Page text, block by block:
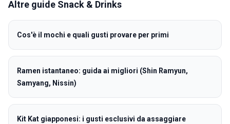
Altre guide Snack & Drinks
Cos'è il mochi e quali gusti provare per primi
Ramen istantaneo: guida ai migliori (Shin Ramyun,
Samyang, Nissin)
Kit Kat giapponesi: i gusti esclusivi da assaggiare